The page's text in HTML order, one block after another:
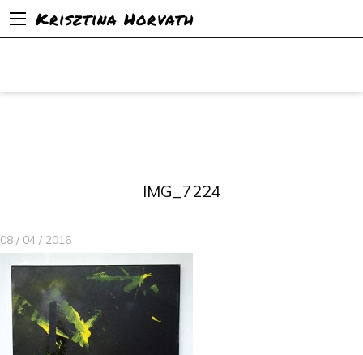
Krisztina Horvath
IMG_7224
08 / 04 / 2016